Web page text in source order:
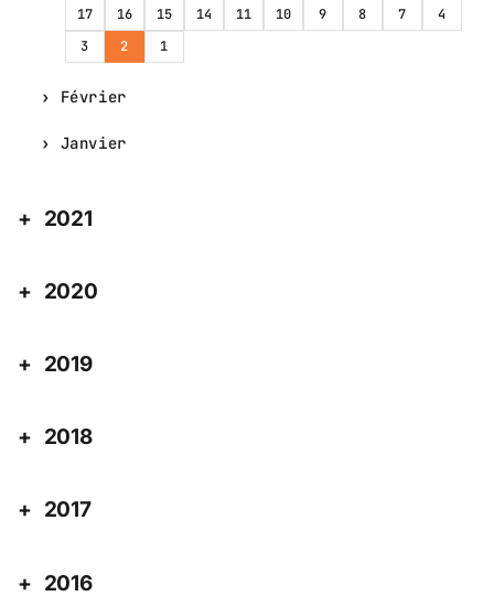
17
16 15 14 11 10 9 8 7
4
3
2 1
Février
Janvier
2021
2020
2019
2018
2017
2016